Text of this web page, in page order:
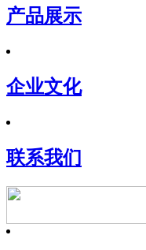
产品展示
企业文化
联系我们